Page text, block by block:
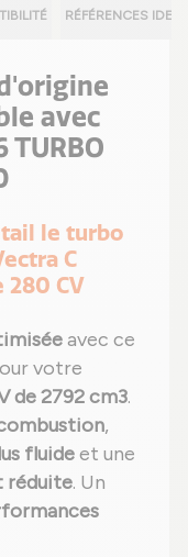
RÉFÉRENCES
avec
TURBO
le turbo
C
CV
avec ce
votre
de 2792 cm3.
,
fluideet une
réduite. Un